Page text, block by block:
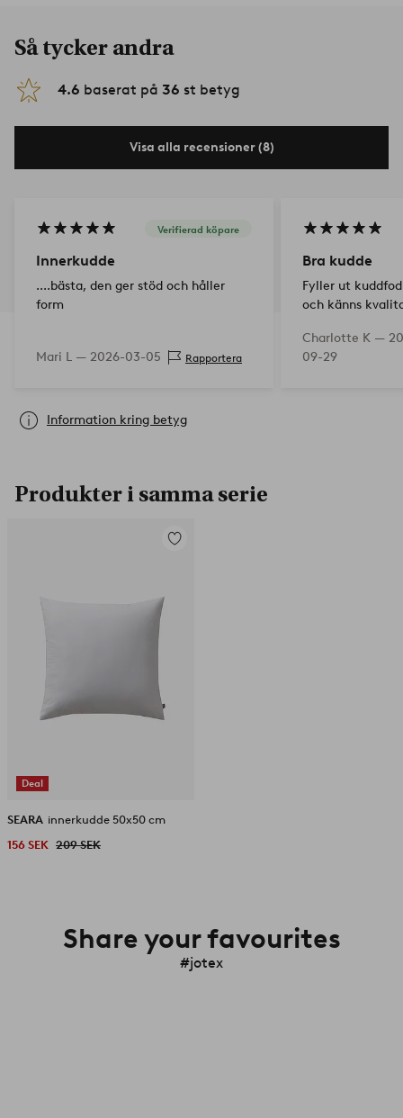
Så tycker andra
4.6 baserat på 36 st betyg
Visa alla recensioner (8)
Verifierad köpare
Innerkudde
....bästa, den ger stöd och håller
form
Mari L — 2026-03-05 Rapportera
Bra kudde
Fyller ut
och känns
Charlotte K —
09-29
Information kring betyg
Produkter i samma serie
Deal
Lägg
SEARA
innerkudde 50x50 cm
156 SEK 209 SEK
Share your favourites
#jotex